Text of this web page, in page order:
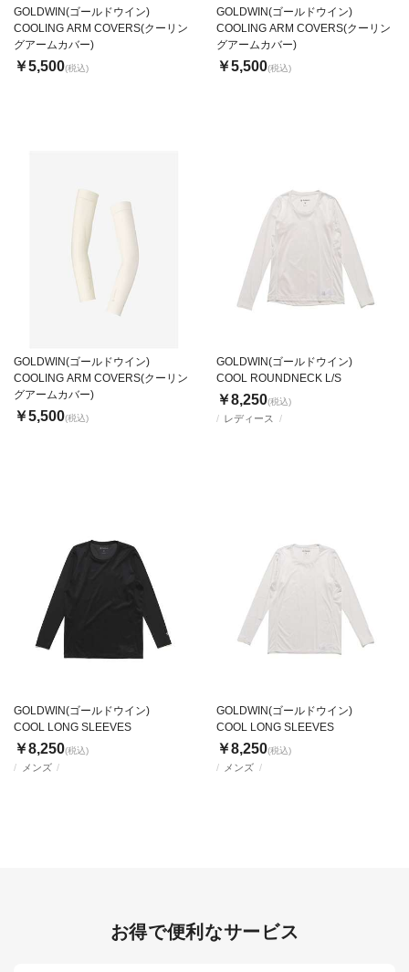
GOLDWIN(ゴールドウイン)
COOLING ARM COVERS(クーリン
グアームカバー)
￥5,500(税込)
GOLDWIN(ゴールドウイン)
COOLING ARM COVERS(クーリン
グアームカバー)
￥5,500(税込)
GOLDWIN(ゴールドウイン)
COOLING ARM COVERS(クーリン
グアームカバー)
￥5,500(税込) レディース
GOLDWIN(ゴールドウイン)
COOL ROUNDNECK L/S
￥8,250(税込)
メンズ
GOLDWIN(ゴールドウイン)
COOL LONG SLEEVES
￥8,250(税込)
メンズ
GOLDWIN(ゴールドウイン)
COOL LONG SLEEVES
￥8,250(税込)
お得で便利なサービス